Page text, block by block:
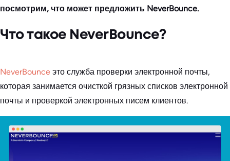
посмотрим, что может предложить NeverBounce.
Что такое NeverBounce?
NeverBounce это служба проверки электронной почты,
которая занимается очисткой грязных списков электронной
почты и проверкой электронных писем клиентов.